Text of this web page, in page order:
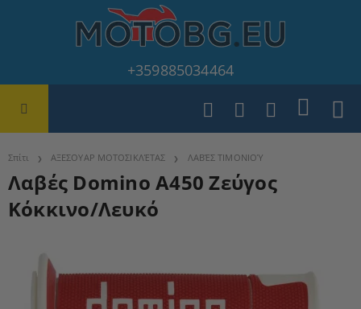
+359885034464
Σπίτι ΑΞΕΣΟΥΑΡ ΜΟΤΟΣΙΚΛΈΤΑΣ ΛΑΒΈΣ ΤΙΜΟΝΙΟΎ
Λαβές Domino A450 Ζεύγος
Κόκκινο/Λευκό